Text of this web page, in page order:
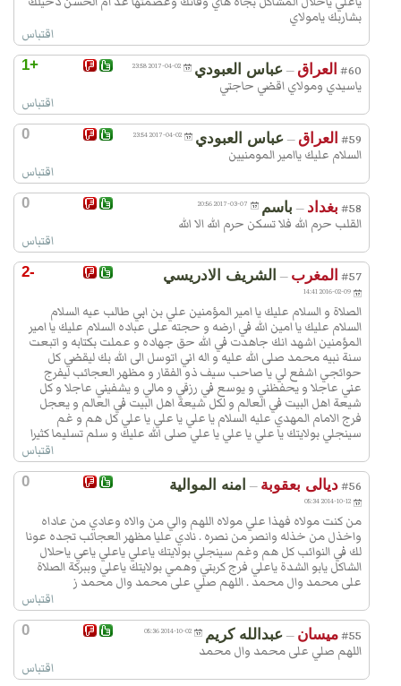
بشاربك يامولاي
اقتباس
+1 #60 العراق — عباس العبودي 2017-04-02 23:58
ياسيدي ومولاي اقضي حاجتي
اقتباس
0 #59 العراق — عباس العبودي 2017-04-02 23:54
السلام عليك ياامير المومنيين
اقتباس
0 #58 بغداد — باسم 2017-03-07 20:56
القلب حرم الله فلا تسكن حرم الله الا الله
اقتباس
-2 #57 المغرب — الشريف الادريسي
2016-02-09 14:41
الصلاة و السلام عليك يا امير المؤمنين علي بن ابي طالب عيه السلام
السلام عليك يا امين الله في ارضه و حجته على عباده السلام عليك يا امير
المؤمنين اشهد انك جاهدت في الله حق جهاده و عملت بكتابه و اتبعت
سنة نبيه محمد صلى الله عليه و اله اني اتوسل الى الله بك ليقضي كل
حوائجي اشفع لي يا صاحب سيف ذو الفقار و مظهر العجائب ليفرج
عني عاجلا و يحفظني و يوسع في رزقي و مالي و يشفيني عاجلا و كل
شيعة اهل البيت في العالم و لكل شيعة اهل البيت في العالم و يعجل
فرج الامام المهدي عليه السلام يا علي يا علي يا علي كل هم و غم
سينجلي بولايتك يا علي يا علي يا علي صلى الله عليك و سلم تسليما كثيرا
اقتباس
0 #56ديالى بعقوبة — امنه الموالية
2014-10-12 05:34
من كنت مولاه فهذا علي مولاه اللهم والي من والاه وعادي من عاداه
واخذل من خذله وانصر من نصره . نادي عليا مظهر العجائب تجده عونا
لك في النوائب كل هم وغم سينجلي بولايتك ياعلي ياعلي ياعي ياحلال
الشاكل يابو الشدة ياعلي فرج كربتي وهمي بولايتك ياعلي وببركة الصلاة
على محمد وال محمد . اللهم صلي على محمد وال محمد ز
اقتباس
0 #55ميسان — عبدالله كريم 2014-10-02 05:36
اللهم صلي على محمد وال محمد
اقتباس